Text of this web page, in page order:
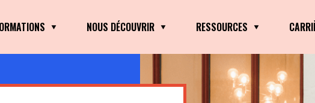
NOUS DÉCOUVRIR RESSOURCES